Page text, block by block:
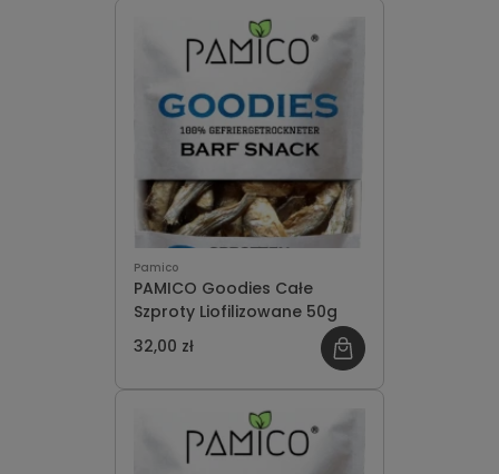
Pamico
PAMICO Goodies Całe
Szproty Liofilizowane 50g
32,00 zł